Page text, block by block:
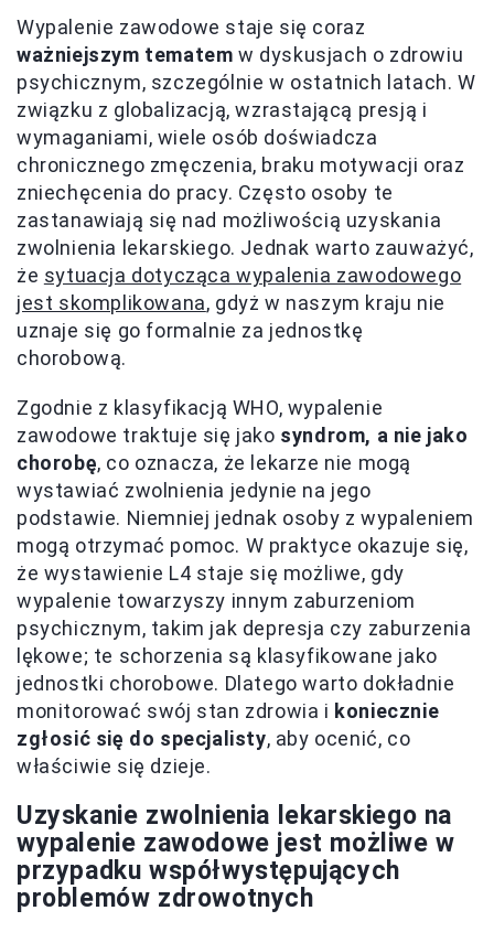
Wypalenie zawodowe staje się coraz
ważniejszym tematem w dyskusjach o zdrowiu
psychicznym, szczególnie w ostatnich latach. W
związku z globalizacją, wzrastającą presją i
wymaganiami, wiele osób doświadcza
chronicznego zmęczenia, braku motywacji oraz
zniechęcenia do pracy. Często osoby te
zastanawiają się nad możliwością uzyskania
zwolnienia lekarskiego. Jednak warto zauważyć,
że sytuacja dotycząca wypalenia zawodowego
jest skomplikowana, gdyż w naszym kraju nie
uznaje się go formalnie za jednostkę
chorobową.
Zgodnie z klasyfikacją WHO, wypalenie
zawodowe traktuje się jako syndrom, a nie jako
chorobę, co oznacza, że lekarze nie mogą
wystawiać zwolnienia jedynie na jego
podstawie. Niemniej jednak osoby z wypaleniem
mogą otrzymać pomoc. W praktyce okazuje się,
że wystawienie L4 staje się możliwe, gdy
wypalenie towarzyszy innym zaburzeniom
psychicznym, takim jak depresja czy zaburzenia
lękowe; te schorzenia są klasyfikowane jako
jednostki chorobowe. Dlatego warto dokładnie
monitorować swój stan zdrowia i koniecznie
zgłosić się do specjalisty, aby ocenić, co
właściwie się dzieje.
Uzyskanie zwolnienia lekarskiego na
wypalenie zawodowe jest możliwe w
przypadku współwystępujących
problemów zdrowotnych